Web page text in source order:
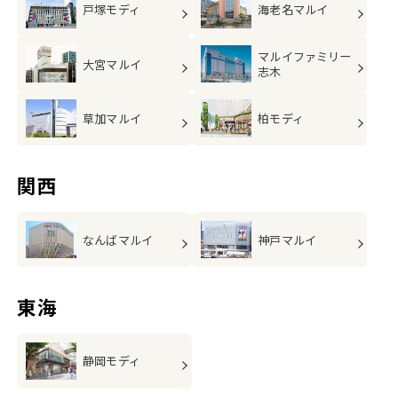
戸塚モディ 海老名マルイ
大宮マルイ
マルイファミリー
志木
草加マルイ 柏モディ
関西
なんばマルイ 神戸マルイ
東海
静岡モディ